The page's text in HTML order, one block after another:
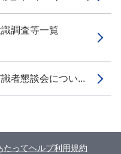
識調査等一覧
者懇談会につい...
たってヘルプ利用規約